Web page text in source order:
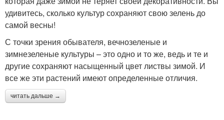
удивитесь, сколько культур сохраняют свою зелень до
самой весны!
С точки зрения обывателя, вечнозеленые и
зимнезеленые культуры – это одно и то же, ведь и те и
другие сохраняют насыщенный цвет листвы зимой. И
все же эти растений имеют определенные отличия.
читать дальше →